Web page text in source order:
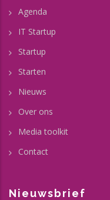
Agenda
IT Startup
Startup
Starten
Nieuws
Over ons
Media toolkit
Contact
Nieuwsbrief